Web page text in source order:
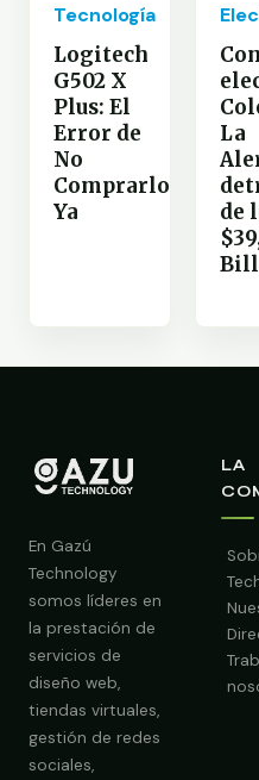
Tecnología
Logitech
G502 X
Plus: El
Error de
No
Comprarlo
Ya
La
de
En Gazú
Technology
somos líderes en
la prestación de
servicios de
diseño web,
tiendas virtuales,
gestión de redes
sociales,
LA